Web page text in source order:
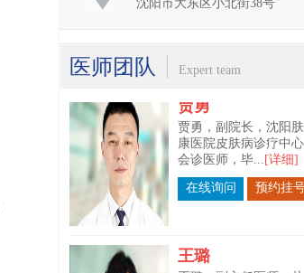
沈阳市大东区小北街38号
医师团队 Expert team
贾勇
贾勇，副院长，沈阳肤
康医院皮肤病诊疗中心
会诊医师，毕...[详细]
在线询问 预约挂号
王璐